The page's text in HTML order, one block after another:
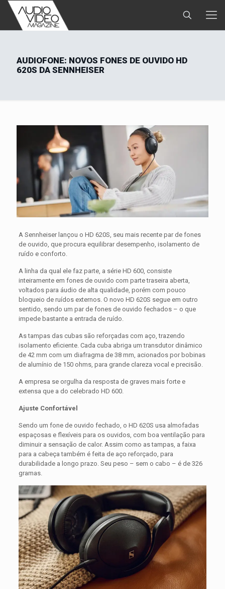
AUDIOFONE: NOVOS FONES DE OUVIDO HD
620S DA SENNHEISER
A Sennheiser lançou o HD 620S, seu mais recente par de fones
de ouvido, que procura equilibrar desempenho, isolamento de
ruído e conforto.
A linha da qual ele faz parte, a série HD 600, consiste
inteiramente em fones de ouvido com parte traseira aberta,
voltados para áudio de alta qualidade, porém com pouco
bloqueio de ruídos externos. O novo HD 620S segue em outro
sentido, sendo um par de fones de ouvido fechados – o que
impede bastante a entrada de ruído.
As tampas das cubas são reforçadas com aço, trazendo
isolamento eficiente. Cada cuba abriga um transdutor dinâmico
de 42 mm com um diafragma de 38 mm, acionados por bobinas
de alumínio de 150 ohms, para grande clareza vocal e precisão.
A empresa se orgulha da resposta de graves mais forte e
extensa que a do celebrado HD 600.
Ajuste Confortável
Sendo um fone de ouvido fechado, o HD 620S usa almofadas
espaçosas e flexíveis para os ouvidos, com boa ventilação para
diminuir a sensação de calor. Assim como as tampas, a faixa
para a cabeça também é feita de aço reforçado, para
durabilidade a longo prazo. Seu peso – sem o cabo – é de 326
gramas.